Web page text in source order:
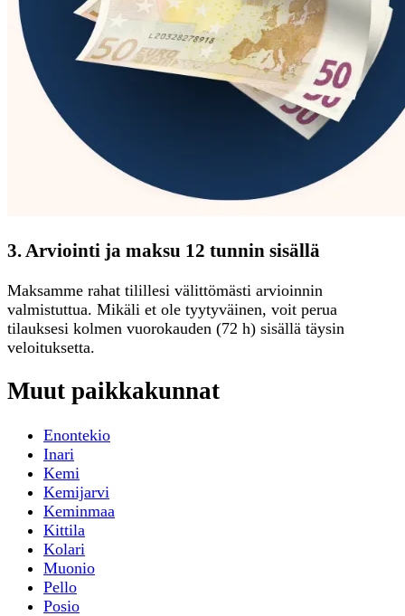
3. Arviointi ja maksu 12 tunnin sisällä
Maksamme rahat tilillesi välittömästi arvioinnin
valmistuttua. Mikäli et ole tyytyväinen, voit perua
tilauksesi kolmen vuorokauden (72 h) sisällä täysin
veloituksetta.
Muut paikkakunnat
Enontekio
Inari
Kemi
Kemijarvi
Keminmaa
Kittila
Kolari
Muonio
Pello
Posio